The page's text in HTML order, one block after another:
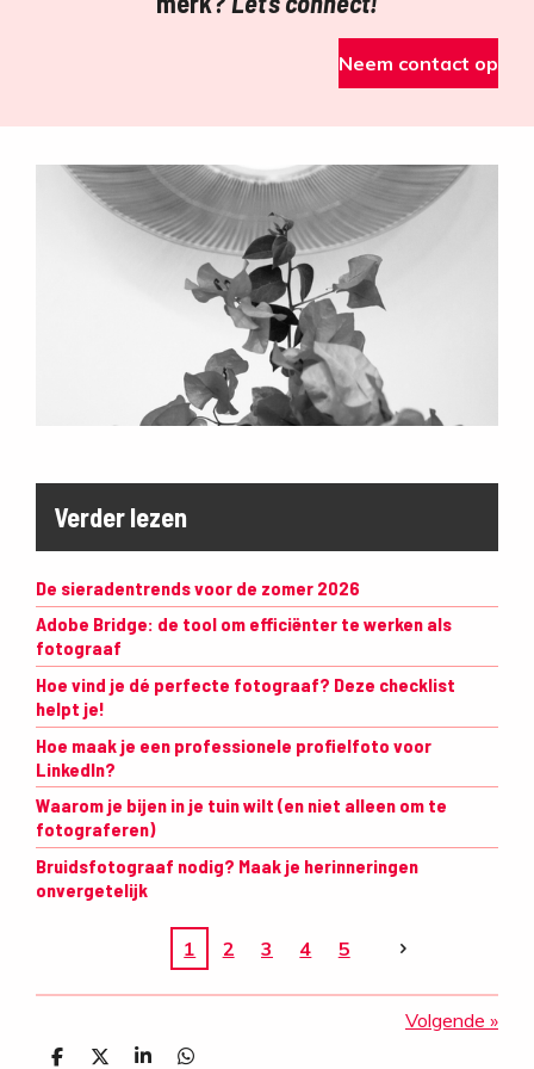
Neem contact op
Verder lezen
De sieradentrends voor de zomer 2026
Adobe Bridge: de tool om efficiënter te werken als
fotograaf
Hoe vind je dé perfecte fotograaf? Deze checklist
helpt je!
Hoe maak je een professionele profielfoto voor
LinkedIn?
Waarom je bijen in je tuin wilt (en niet alleen om te
fotograferen)
Bruidsfotograaf nodig? Maak je herinneringen
onvergetelijk
1 2 3 4 5
Volgende »
D
D
S
D